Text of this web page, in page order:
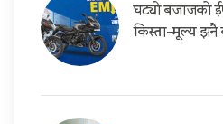
घट्यो बजाजको
किस्ता-मूल्य